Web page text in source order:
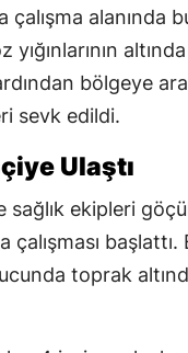
çalışma alanında
altında
bölgeye
sevk edildi.
Ulaştı
sağlık ekipleri
çalışması başlattı.
toprak